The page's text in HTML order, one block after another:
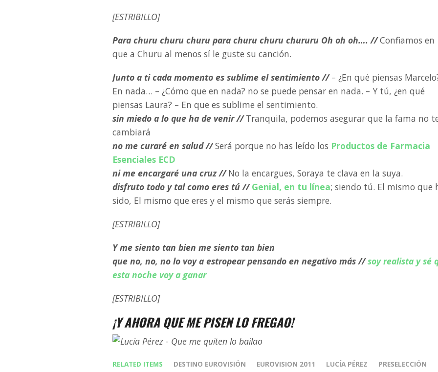
[ESTRIBILLO]
Para churu churu churu para churu churu chururu Oh oh oh…. //Confiamos en
que a Churu al menos sí le guste su canción.
Junto a ti cada momento es sublime el sentimiento //– ¿En qué piensas
En nada… – ¿Cómo que en nada? no se puede pensar en nada. – Y tú, ¿en qué
piensas Laura? – En que es sublime el sentimiento.
sin miedo a lo que ha de venir //Tranquila, podemos asegurar que la fama no
cambiará
no me curaré en salud //Será porque no has leído los Productos de Farmacia
Esenciales ECD
ni me encargaré una cruz // No la encargues, Soraya te clava en la suya.
disfruto todo y tal como eres tú // Genial, en tu línea; siendo tú. El mismo que
sido, El mismo que eres y el mismo que serás siempre.
[ESTRIBILLO]
Y me siento tan bien me siento tan bien
que no, no, no lo voy a estropear pensando en negativo más //soy realista y sé
esta noche voy a ganar
[ESTRIBILLO]
¡Y AHORA QUE ME PISEN LO FREGAO!
RELATED ITEMS DESTINO EUROVISIÓN EUROVISION 2011 LUCÍA PÉREZ
PRESELECCIÓN